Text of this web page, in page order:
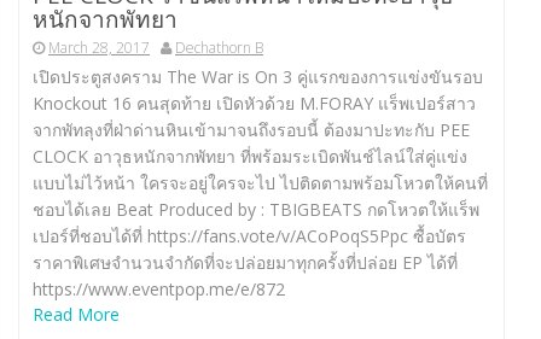
หนักจากพัทยา
March 28, 2017 Dechathorn B
เปิดประตูสงคราม The War is On 3 คู่แรกของการแข่งขันรอบ
Knockout 16 คนสุดท้าย เปิดหัวด้วย M.FORAY แร็พเปอร์สาว
จากพัทลุงที่ฝ่าด่านหินเข้ามาจนถึงรอบนี้ ต้องมาปะทะกับ PEE
CLOCK อาวุธหนักจากพัทยา ที่พร้อมระเบิดพันช์ไลน์ใส่คู่แข่ง
แบบไม่ไว้หน้า ใครจะอยู่ใครจะไป ไปติดตามพร้อมโหวตให้คนที่
ชอบได้เลย Beat Produced by : TBIGBEATS กดโหวตให้แร็พ
เปอร์ที่ชอบได้ที่ https://fans.vote/v/ACoPoqS5Ppc ซื้อบัตร
ราคาพิเศษจำนวนจำกัดที่จะปล่อยมาทุกครั้งที่ปล่อย EP ได้ที่
https://www.eventpop.me/e/872
Read More